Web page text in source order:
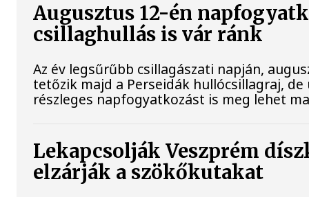
Augusztus 12-én
csillaghullás is vár ránk
Az év legsűrűbb csillagászati napján,
tetőzik majd a Perseidák hullócsillagraj, de
részleges napfogyatkozást is meg lehet
Lekapcsolják Veszprém
elzárják a szökőkutakat